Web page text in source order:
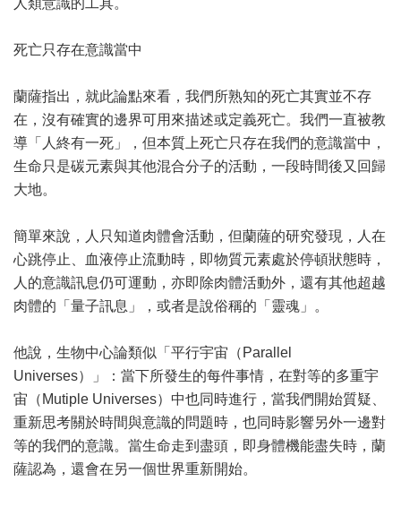
人類意識的工具。
死亡只存在意識當中
蘭薩指出，就此論點來看，我們所熟知的死亡其實並不存
在，沒有確實的邊界可用來描述或定義死亡。我們一直被教
導「人終有一死」，但本質上死亡只存在我們的意識當中，
生命只是碳元素與其他混合分子的活動，一段時間後又回歸
大地。
簡單來說，人只知道肉體會活動，但蘭薩的研究發現，人在
心跳停止、血液停止流動時，即物質元素處於停頓狀態時，
人的意識訊息仍可運動，亦即除肉體活動外，還有其他超越
肉體的「量子訊息」，或者是說俗稱的「靈魂」。
他說，生物中心論類似「平行宇宙（Parallel
Universes）」：當下所發生的每件事情，在對等的多重宇
宙（Mutiple Universes）中也同時進行，當我們開始質疑、
重新思考關於時間與意識的問題時，也同時影響另外一邊對
等的我們的意識。當生命走到盡頭，即身體機能盡失時，蘭
薩認為，還會在另一個世界重新開始。